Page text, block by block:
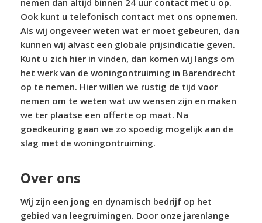
nemen dan altijd binnen 24 uur contact met u op.
Ook kunt u telefonisch contact met ons opnemen.
Als wij ongeveer weten wat er moet gebeuren, dan
kunnen wij alvast een globale prijsindicatie geven.
Kunt u zich hier in vinden, dan komen wij langs om
het werk van de woningontruiming in Barendrecht
op te nemen. Hier willen we rustig de tijd voor
nemen om te weten wat uw wensen zijn en maken
we ter plaatse een offerte op maat. Na
goedkeuring gaan we zo spoedig mogelijk aan de
slag met de woningontruiming.
Over ons
Wij zijn een jong en dynamisch bedrijf op het
gebied van leegruimingen. Door onze jarenlange